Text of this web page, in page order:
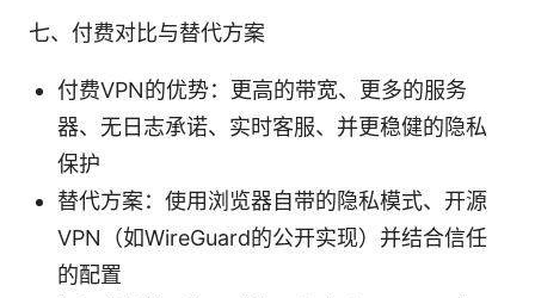
七、付费对比与替代方案
付费VPN的优势：更高的带宽、更多的服务
器、无日志承诺、实时客服、并更稳健的隐私
保护
替代方案：使用浏览器自带的隐私模式、开源
VPN（如WireGuard的公开实现）并结合信任
的配置